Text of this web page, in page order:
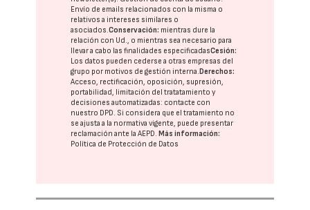
Envío de emails relacionados con la misma o
relativos a intereses similares o
asociados.Conservación: mientras dure la
relación con Ud., o mientras sea necesario para
llevar a cabo las finalidades especificadasCesión:
Los datos pueden cederse a otras empresas del
grupo por motivos de gestión interna.Derechos:
Acceso, rectificación, oposición, supresión,
portabilidad, limitación del tratatamiento y
decisiones automatizadas: contacte con
nuestro DPD. Si considera que el tratamiento no
se ajusta a la normativa vigente, puede presentar
reclamación ante laAEPD.Más información:
Política de Protección de Datos